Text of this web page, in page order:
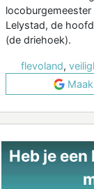
Lelystad, de
(de driehoek).
flevoland,
Maak
Heb je